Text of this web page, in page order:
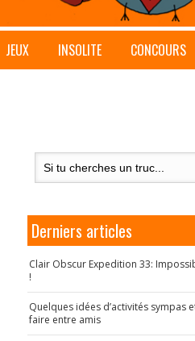
JEUX INSOLITE CONCOURS
Derniers articles
Clair Obscur Expedition 33:
!
Quelques idées d’activités sympas
faire entre amis